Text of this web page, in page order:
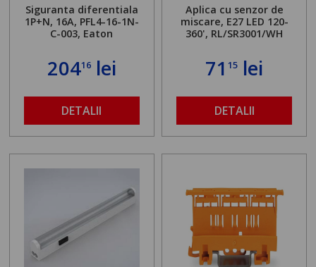
Siguranta diferentiala
1P+N, 16A, PFL4-16-1N-
C-003, Eaton
20416lei
DETALII
Aplica cu senzor de
miscare, E27 LED 120-
360', RL/SR3001/WH
7115 lei
DETALII